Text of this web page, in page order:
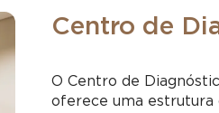
Centro de
O Centro de
oferece uma estrutura